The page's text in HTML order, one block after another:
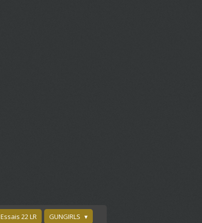
Essais 22 LR
GUNGIRLS